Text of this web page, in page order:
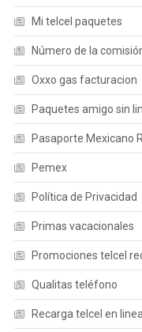
Mi telcel paquetes
Número de la
Oxxo gas facturacion
Paquetes amigo sin
Pasaporte Mexicano
Pemex
Política de Privacidad
Primas vacacionales
Promociones telcel
Qualitas teléfono
Recarga telcel en linea